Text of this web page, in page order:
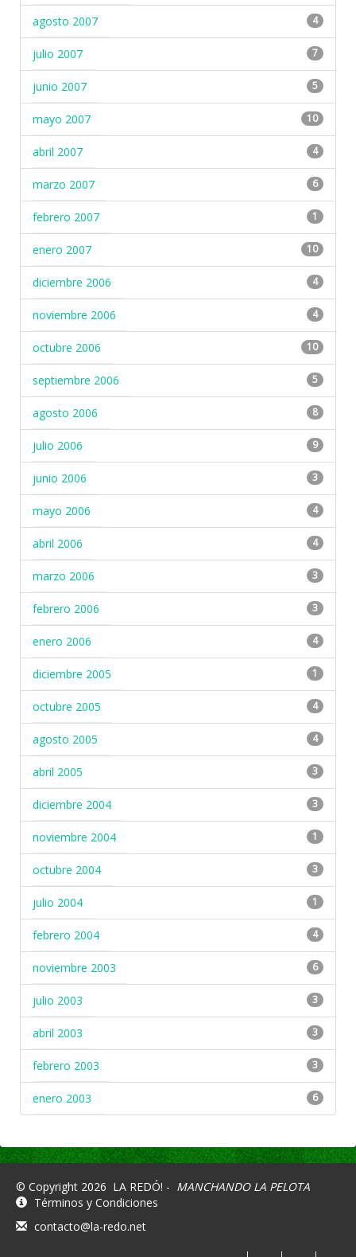
agosto 2007 4
julio 2007 7
junio 2007 5
mayo 2007 10
abril 2007 4
marzo 2007 6
febrero 2007 1
enero 2007 10
diciembre 2006 4
noviembre 2006 4
octubre 2006 10
septiembre 2006 5
agosto 2006 8
julio 2006 9
junio 2006 3
mayo 2006 4
abril 2006 4
marzo 2006 3
febrero 2006 3
enero 2006 4
diciembre 2005 1
octubre 2005 4
agosto 2005 4
abril 2005 3
diciembre 2004 3
noviembre 2004 1
octubre 2004 3
julio 2004 1
febrero 2004 4
noviembre 2003 6
julio 2003 3
abril 2003 3
febrero 2003 3
enero 2003 6
© Copyright 2026 LA REDÓ! - MANCHANDO LA PELOTA
Términos y Condiciones
contacto@la-redo.net